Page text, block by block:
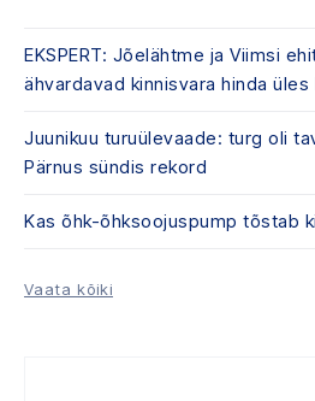
EKSPERT: Jõelähtme ja Viimsi
ähvardavad kinnisvara hinda üles
Juunikuu turuülevaade: turg oli
Pärnus sündis rekord
Kas õhk-õhksoojuspump tõstab
Vaata kõiki